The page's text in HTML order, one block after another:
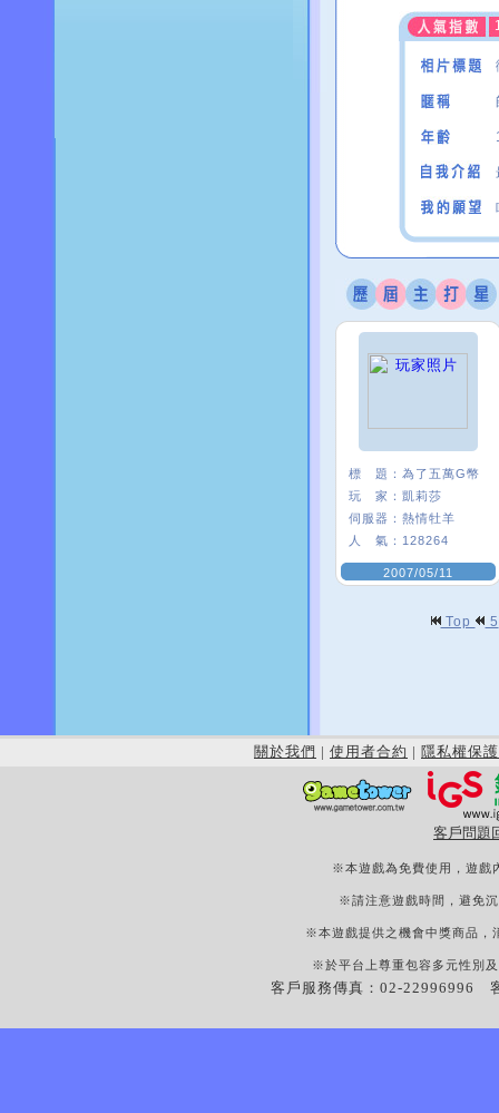
標 題： 為了五萬G幣
玩 家： 凱莉莎
伺服器： 熱情牡羊
人 氣： 128264
2007/05/11
Top 5
關於我們 | 使用者合約 | 隱私權保護
客戶問題
※本遊戲為免費使用，遊戲
※請注意遊戲時間，避免
※本遊戲提供之機會中獎商品，
※於平台上尊重包容多元性別
客戶服務傳真：02-22996996